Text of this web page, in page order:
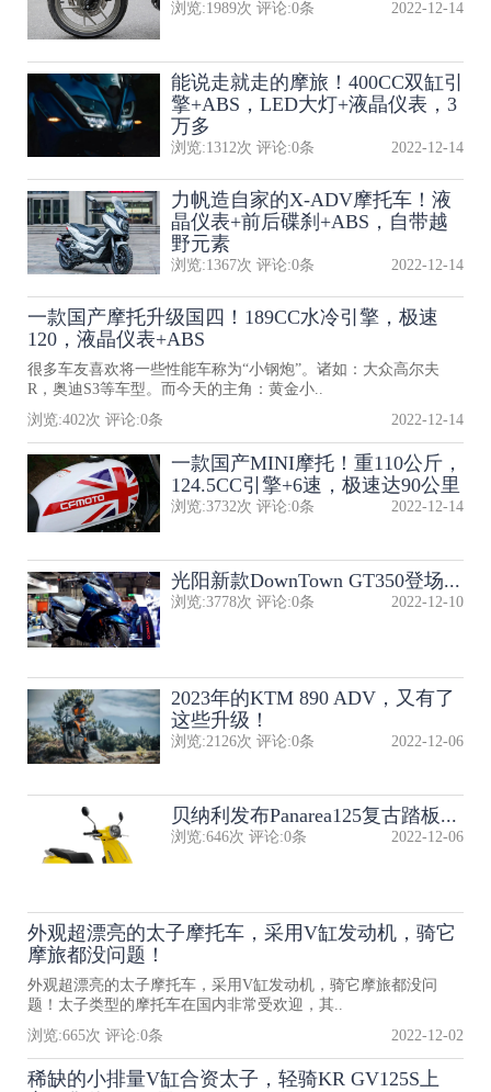
浏览:1989次 评论:0条 2022-12-14
能说走就走的摩旅！400CC双缸引
擎+ABS，LED大灯+液晶仪表，3
万多
浏览:1312次 评论:0条 2022-12-14
力帆造自家的X-ADV摩托车！液
晶仪表+前后碟刹+ABS，自带越
野元素
浏览:1367次 评论:0条 2022-12-14
一款国产摩托升级国四！189CC水冷引擎，极速
120，液晶仪表+ABS
很多车友喜欢将一些性能车称为“小钢炮”。诸如：大众高尔夫
R，奥迪S3等车型。而今天的主角：黄金小..
浏览:402次 评论:0条 2022-12-14
一款国产MINI摩托！重110公斤，
124.5CC引擎+6速，极速达90公里
浏览:3732次 评论:0条 2022-12-14
光阳新款DownTown GT350登场...
浏览:3778次 评论:0条 2022-12-10
2023年的KTM 890 ADV，又有了
这些升级！
浏览:2126次 评论:0条 2022-12-06
贝纳利发布Panarea125复古踏板...
浏览:646次 评论:0条 2022-12-06
外观超漂亮的太子摩托车，采用V缸发动机，骑它
摩旅都没问题！
外观超漂亮的太子摩托车，采用V缸发动机，骑它摩旅都没问
题！太子类型的摩托车在国内非常受欢迎，其..
浏览:665次 评论:0条 2022-12-02
稀缺的小排量V缸合资太子，轻骑KR GV125S上